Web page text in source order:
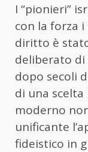
I “pionieri”
con la forza
diritto è
deliberato di
dopo secoli
di una
moderno
unificante
fideistico in